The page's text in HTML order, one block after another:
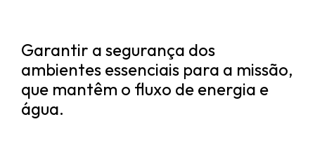
Garantir a segurança dos
ambientes essenciais para a missão,
que mantêm o fluxo de energia e
água.